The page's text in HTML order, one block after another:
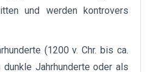
und werden kontrovers
(1200 v. Chr. bis ca.
dunkle Jahrhunderte oder als